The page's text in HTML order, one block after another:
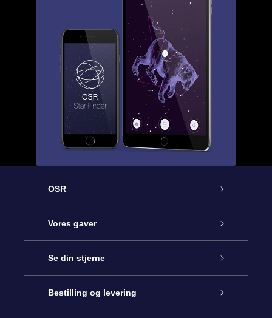
OSR
Kundeservice
Kontakt os
Bloggen
Vores gaver
Online Stjernegave
OSR Gavepakke
Se din stjerne
Star Register
Bestilling og levering